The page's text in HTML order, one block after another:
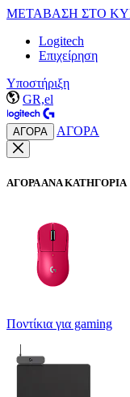
ΜΕΤΑΒΑΣΗ ΣΤΟ
Logitech
Επιχείρηση
Υποστήριξη
GR,el
ΑΓΟΡΑ ΑΓΟΡΑ
ΑΓΟΡΑ ΑΝΑ ΚΑΤΗΓΟΡΙΑ
Ποντίκια για gaming